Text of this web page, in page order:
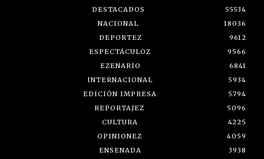
DESTACADOS
55534
NACIONAL
18036
DEPORTEZ
9612
ESPECTÁCULOZ
9566
EZENARIO
6841
INTERNACIONAL
5934
EDICIÓN IMPRESA
5794
REPORTAJEZ
5096
CULTURA
4225
OPINIONEZ
4059
ENSENADA
3938